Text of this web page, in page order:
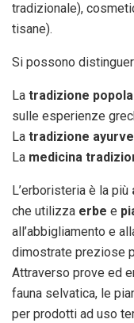
tradizionale),
tisane).
Si possono
La tradizione
sulle esperienze
La tradizione
La medicina
L’erboristeria è la più
che utilizza erbe e
all’abbigliamento e
dimostrate preziose
Attraverso prove ed
fauna selvatica, le
per prodotti ad uso